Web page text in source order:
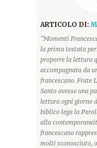
ARTICOLO DI:
“Momenti
la prima testata
proporre la lettura
accompagnata da
francescano. Frate
Santo avesse una
lettura ogni giorno
biblico lega la
alla
francescano
molti sconosciuto,